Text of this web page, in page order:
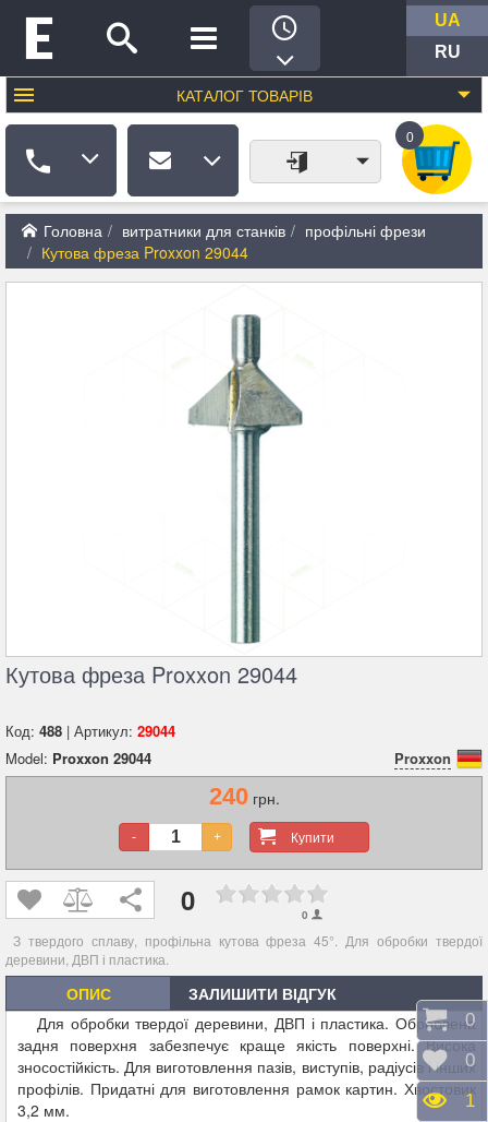
UA
RU
КАТАЛОГ ТОВАРІВ
0
Головна витратники для станків
профільні фрези
Кутова фреза Proxxon 29044
Кутова фреза Proxxon 29044
Код: 488 | Артикул: 29044
Model: Proxxon 29044 Proxxon
240грн.
Купити
- +
0 0
З твердого сплаву, профільна кутова фреза 45°. Для обробки твердої
деревини, ДВП і пластика.
ОПИС
ЗАЛИШИТИ ВІДГУК
Для обробки твердої деревини, ДВП і пластика. Оброблена
задня поверхня забезпечує краще якість поверхні. Висока
зносостійкість. Для виготовлення пазів, виступів, радіусів і інших
профілів. Придатні для виготовлення рамок картин. Хвостовик
3,2 мм.
0
0
1